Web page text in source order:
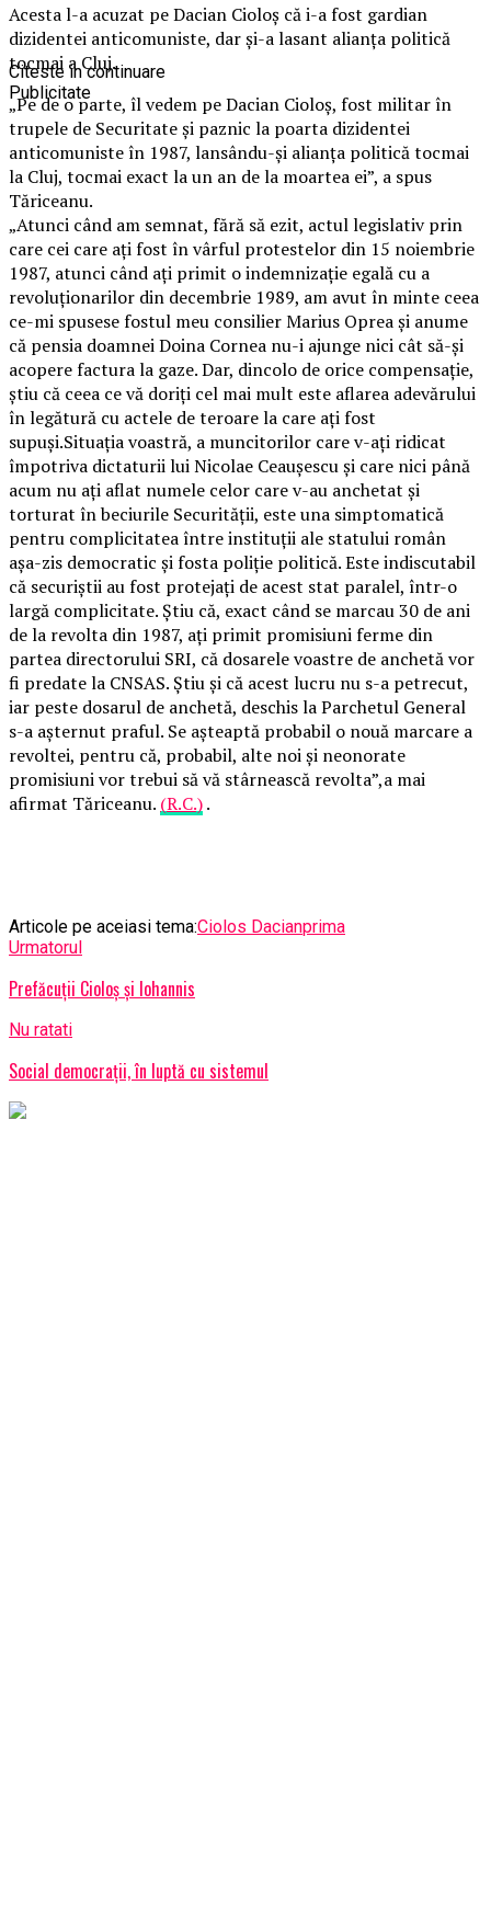
Acesta l-a acuzat pe Dacian Cioloș că i-a fost gardian
dizidentei anticomuniste, dar și-a lasant alianța politică
tocmai a Cluj.
„Pe de o parte, îl vedem pe Dacian Cioloș, fost militar în
trupele de Securitate și paznic la poarta dizidentei
anticomuniste în 1987, lansându-și alianța politică tocmai
la Cluj, tocmai exact la un an de la moartea ei”, a spus
Tăriceanu.
„Atunci când am semnat, fără să ezit, actul legislativ prin
care cei care ați fost în vârful protestelor din 15 noiembrie
1987, atunci când ați primit o indemnizație egală cu a
revoluționarilor din decembrie 1989, am avut în minte ceea
ce-mi spusese fostul meu consilier Marius Oprea și anume
că pensia doamnei Doina Cornea nu-i ajunge nici cât să-și
acopere factura la gaze. Dar, dincolo de orice compensație,
știu că ceea ce vă doriți cel mai mult este aflarea adevărului
în legătură cu actele de teroare la care ați fost
supuși.Situația voastră, a muncitorilor care v-ați ridicat
împotriva dictaturii lui Nicolae Ceaușescu și care nici până
acum nu ați aflat numele celor care v-au anchetat și
torturat în beciurile Securității, este una simptomatică
pentru complicitatea între instituții ale statului român
așa-zis democratic și fosta poliție politică. Este indiscutabil
că securiștii au fost protejați de acest stat paralel, într-o
largă complicitate. Știu că, exact când se marcau 30 de ani
de la revolta din 1987, ați primit promisiuni ferme din
partea directorului SRI, că dosarele voastre de anchetă vor
fi predate la CNSAS. Știu și că acest lucru nu s-a petrecut,
iar peste dosarul de anchetă, deschis la Parchetul General
s-a așternut praful. Se așteaptă probabil o nouă marcare a
revoltei, pentru că, probabil, alte noi și neonorate
promisiuni vor trebui să vă stârnească revolta”,a mai
afirmat Tăriceanu. (R.C.).
Articole pe aceiasi tema:Ciolos Dacianprima
Urmatorul
Prefăcuții Cioloș și Iohannis
Nu ratati
Social democraţii, în luptă cu sistemul
Citeste in continuare
Publicitate